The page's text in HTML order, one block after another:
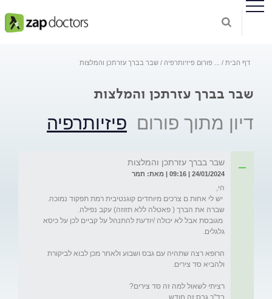
דף הבית פורום פיזיותרפיה שבר בברך עזרתכן והמלצות
שבר בברך עזרתכן והמלצות
דיון מתוך פורום פיזיותרפיה
שבר בברך עזרתכן והמלצות
24/01/2024 | 09:16 | מאת: תמר
מגובסת אבל לא יכולה /יודעת להתנהל על קביים לכן על כיסא
הרופא רצה שתהיה עם גבס ושבוע ולאחר מכן לבוא לביקורת